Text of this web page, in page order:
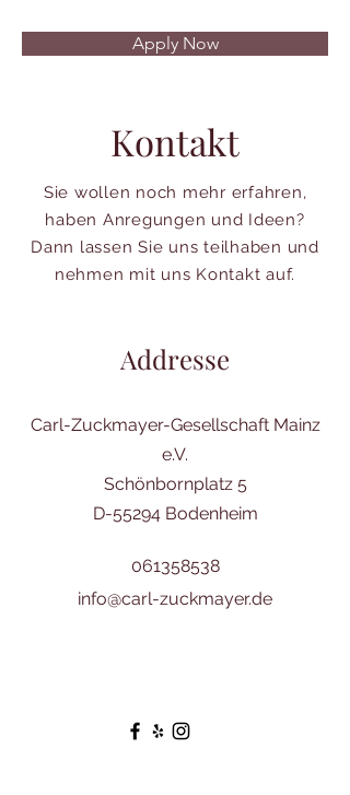
Apply Now
Kontakt
Sie wollen noch mehr erfahren,
haben Anregungen und Ideen?
Dann lassen Sie uns teilhaben und
nehmen mit uns Kontakt auf.
Addresse
Carl-Zuckmayer-Gesellschaft Mainz
e.V.
Schönbornplatz 5
D-55294 Bodenheim
061358538
info@carl-zuckmayer.de